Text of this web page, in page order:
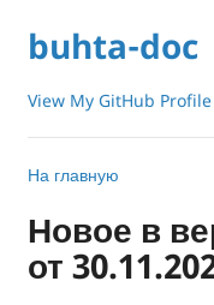
buhta-doc
View My GitHub Profile
На главную
Новое в
от